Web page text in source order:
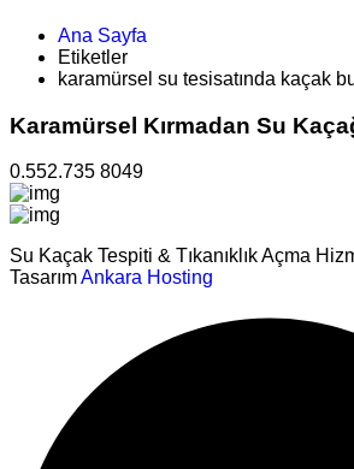
Ana Sayfa
Etiketler
karamürsel su tesisatında kaçak
Karamürsel Kırmadan Su
0.552.735 8049
Su Kaçak Tespiti & Tıkanıklık Açma
TasarımAnkara Hosting